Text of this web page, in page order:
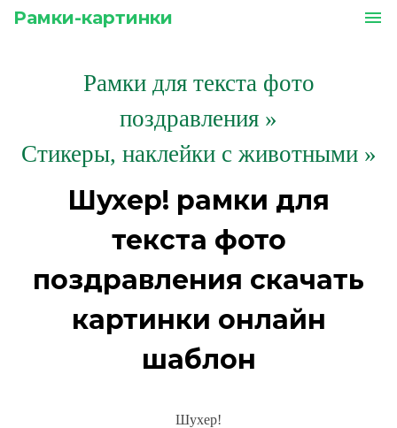
Рамки-картинки menu
Рамки для текста фото
поздравления »
Стикеры, наклейки с животными »
Шухер! рамки для
текста фото
поздравления скачать
картинки онлайн
шаблон
Шухер!